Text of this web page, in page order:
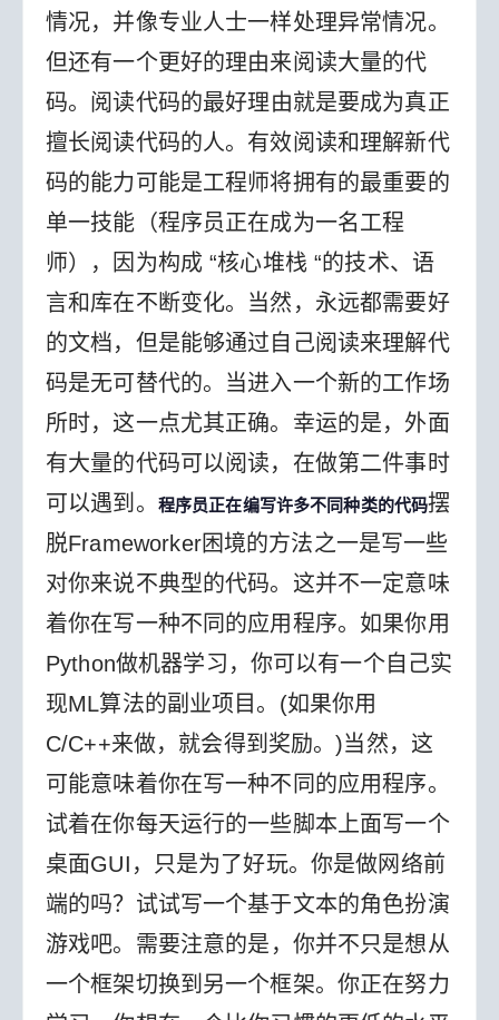
情况，并像专业人士一样处理异常情况。
但还有一个更好的理由来阅读大量的代
码。 阅读代码的最好理由就是要成为真正
擅长阅读代码的人。有效阅读和理解新代
码的能力可能是工程师将拥有的最重要的
单一技能（程序员正在成为一名工程
师），因为构成 “核心堆栈 “的技术、语
言和库在不断变化。当然，永远都需要好
的文档，但是能够通过自己阅读来理解代
码是无可替代的。当进入一个新的工作场
所时，这一点尤其正确。 幸运的是，外面
有大量的代码可以阅读，在做第二件事时
可以遇到。
程序员正在编写许多不同种类的代码摆
脱Frameworker困境的方法之一是写一些
对你来说不典型的代码。这并不一定意味
着你在写一种不同的应用程序。如果你用
Python做机器学习，你可以有一个自己实
现ML算法的副业项目。(如果你用
C/C++来做，就会得到奖励。)当然，这
可能意味着你在写一种不同的应用程序。
试着在你每天运行的一些脚本上面写一个
桌面GUI，只是为了好玩。你是做网络前
端的吗？试试写一个基于文本的角色扮演
游戏吧。 需要注意的是，你并不只是想从
一个框架切换到另一个框架。你正在努力